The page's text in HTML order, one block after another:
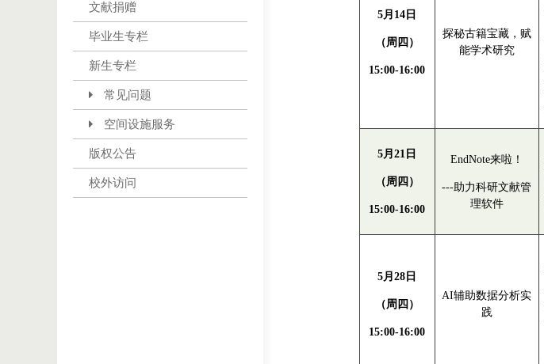
文献捐赠
毕业生专栏
新生专栏
常见问题
空间设施服务
版权公告
校外访问
5月14日
（周四）
15:00-16:00
探秘古籍宝藏，赋
能学术研究
5月21日
（周四）
15:00-16:00
EndNote来啦！
---助力科研文献管
理软件
5月28日
（周四）
15:00-16:00
AI辅助数据分析实
践